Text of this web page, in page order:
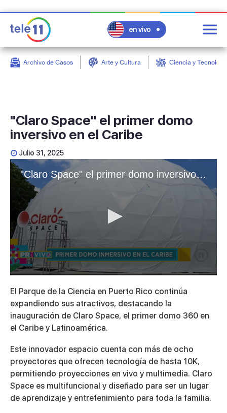
en vivo
Archivo de Casos Arte y Cultura Ciencia y
"Claro Space" el primer domo
inversivo en el Caribe
Julio 31, 2025
"Claro Space" el primer domo inversivo en el Caribe
seconds
of
2
minutes,
14
seconds
El Parque de la Ciencia en Puerto Rico continúa
expandiendo sus atractivos, destacando la
inauguración de Claro Space, el primer domo 360 en
el Caribe y Latinoamérica.
Este innovador espacio cuenta con más de ocho
proyectores que ofrecen tecnología de hasta 10K,
permitiendo proyecciones en vivo y multimedia. Claro
Space es multifuncional y diseñado para ser un lugar
de aprendizaje y entretenimiento para toda la familia.
post